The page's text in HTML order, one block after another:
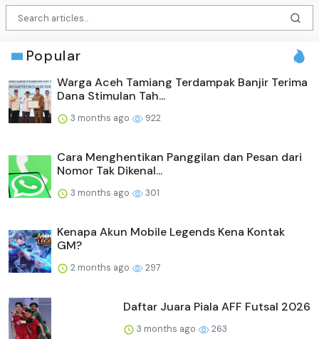
Popular
Warga Aceh Tamiang Terdampak Banjir Terima
Dana Stimulan Tah...
3 months ago 922
Cara Menghentikan Panggilan dan Pesan dari
Nomor Tak Dikenal...
3 months ago 301
Kenapa Akun Mobile Legends Kena Kontak
GM?
2 months ago 297
Daftar Juara Piala AFF Futsal 2026
3 months ago 263